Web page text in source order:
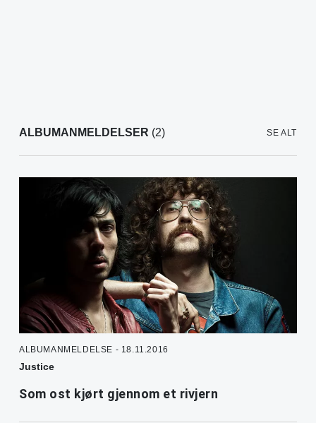
ALBUMANMELDELSER (2) SE ALT
ALBUMANMELDELSE - 18.11.2016
Justice
Som ost kjørt gjennom et rivjern